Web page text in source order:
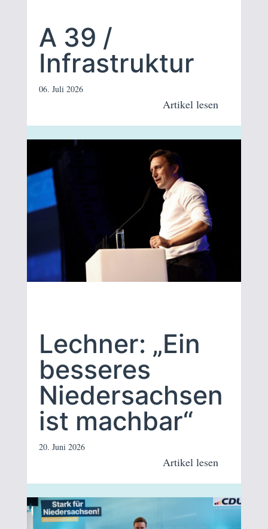
A 39 /
Infrastruktur
06. Juli 2026
Artikel lesen
Lechner: „Ein
besseres
Niedersachsen
ist machbar“
20. Juni 2026
Artikel lesen